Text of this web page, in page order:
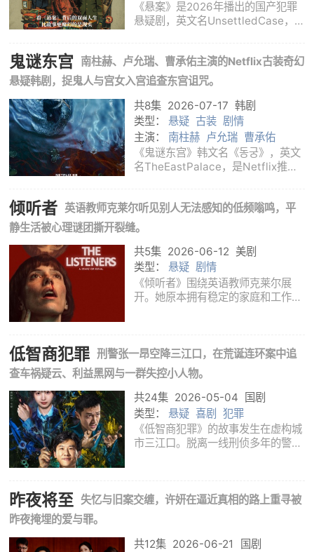
黄觉 江奇霖
《悬案》是2026年播出的国产犯罪
悬疑剧，英文名UnsettledCase，为
剧，江奇霖、杨烁、郎月婷、岳云
鹏、黄觉、王传君、姜冠南、曾美慧
孜等主演。全
鬼谜东宫
南柱赫、卢允瑞、曹承佑主演的Netflix古装奇幻
悬疑韩剧，捉鬼人与宫女入宫追查东宫诅咒。
共8集 2026-07-17 韩剧
类型： 悬疑 古装 剧情
主演： 南柱赫 卢允瑞 曹承佑
《鬼谜东宫》韩文名《동궁》，英文
名TheEastPalace，是Netflix推出
赫、卢允瑞、曹承佑领衔主演。故事
发生在被诡异传闻笼罩的王宫。具天
拥有穿梭现
倾听者 英语教师克莱尔听见别人无法感知的低频嗡鸣，平
静生活被心理谜团撕开裂缝。
共5集 2026-06-12 美剧
类型： 悬疑 剧情
《倾听者》围绕英语教师克莱尔展
开。她原本拥有稳定的家庭和工作，
虑和自我怀疑之中。她越想证明声音
真实存在，
低智商犯罪 刑警张一昂空降三江口，在荒诞连环案中追
查车祸疑云、利益黑网与一群失控小人物。
共24集 2026-05-04
国剧
类型： 悬疑 喜剧
犯罪
《低智商犯罪》的故事发生在虚构城
市三江口。脱离一线刑侦多年的警察
暧昧，三江口的地方关系又盘根错
昨夜将至 失忆与旧案交缠，许妍在逼近真相的路上重寻被
昨夜掩埋的爱与罪。
共12集 2026-06-21
国剧